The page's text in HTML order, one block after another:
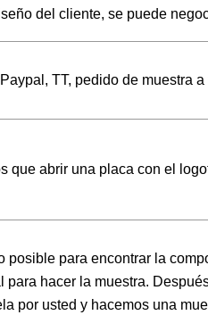
del cliente, se puede
TT, pedido de muestra
que abrir una placa con el
posible para encontrar la
para hacer la muestra.
por usted y hacemos una